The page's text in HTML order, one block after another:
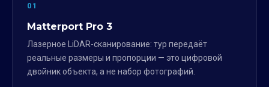
01
Matterport Pro 3
Лазерное LiDAR-сканирование: тур передаёт
реальные размеры и пропорции — это цифровой
двойник объекта, а не набор фотографий.